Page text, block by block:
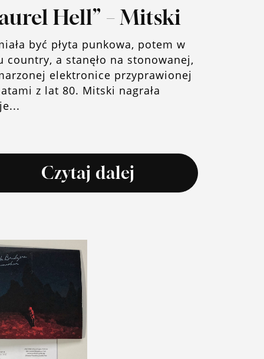
Hell” – Mitski
być płyta punkowa, potem w
country, a stanęło na stonowanej,
elektronice przyprawionej
z lat 80. Mitski nagrała
Czytaj dalej